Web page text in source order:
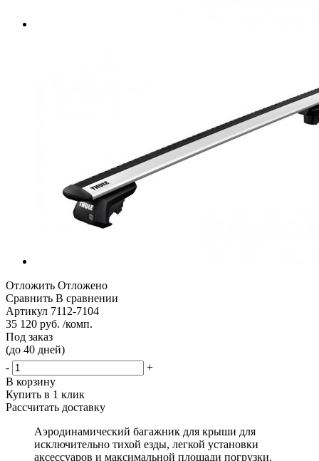
Отложить Отложено
Сравнить В сравнении
Артикул 7112-7104
35 120 руб. /комп.
Под заказ
(до 40 дней)
-
+
В корзину
Купить в 1 клик
Рассчитать доставку
Аэродинамический багажник для крыши для
исключительно тихой езды, легкой установки
аксессуаров и максимальной площади погрузки.